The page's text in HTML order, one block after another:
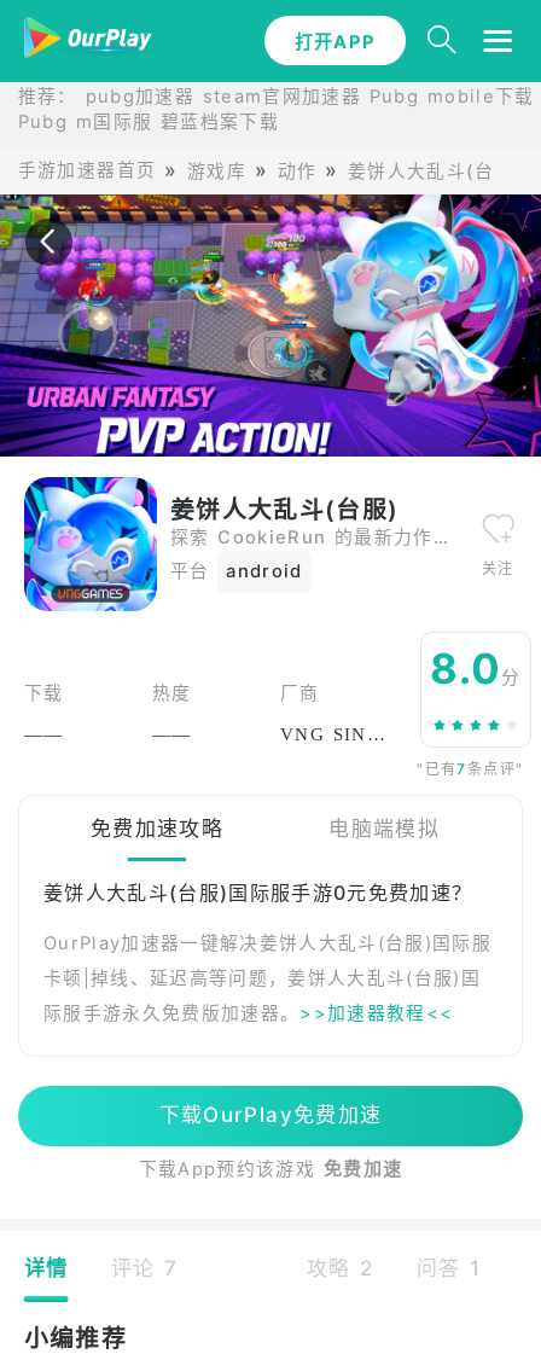
打开APP
推荐： pubg加速器 steam官网加速器 Pubg mobile下载
Pubg m国际服 碧蓝档案下载
手游加速器首页 游戏库 动作 姜饼人大乱斗(台服)
打开APP
姜饼人大乱斗(台服)
探索 CookieRun 的最新力作——这款风靡全球、拥有两亿粉丝的 IP！
平台
android 关注
下载
——
热度
——
厂商
VNG SINGAPORE PTE. LTD.
8.0 分
"已有7 条点评"
免费加速攻略 电脑端模拟
姜饼人大乱斗(台服)国际服手游0元免费加速？
OurPlay加速器一键解决姜饼人大乱斗(台服)国际服
卡顿|掉线、延迟高等问题，姜饼人大乱斗(台服)国
际服手游永久免费版加速器。 >>加速器教程<<
下载OurPlay免费加速
下载App预约该游戏 免费加速
详情 评论 7 攻略 2 问答 1
小编推荐